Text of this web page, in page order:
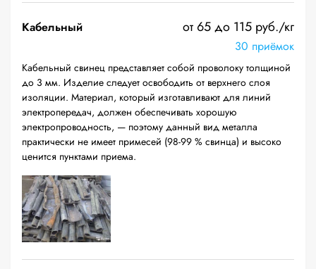
Кабельный от 65 до 115 руб./кг
30 приёмок
Кабельный свинец представляет собой проволоку толщиной
до 3 мм. Изделие следует освободить от верхнего слоя
изоляции. Материал, который изготавливают для линий
электропередач, должен обеспечивать хорошую
электропроводность, — поэтому данный вид металла
практически не имеет примесей (98-99 % свинца) и высоко
ценится пунктами приема.